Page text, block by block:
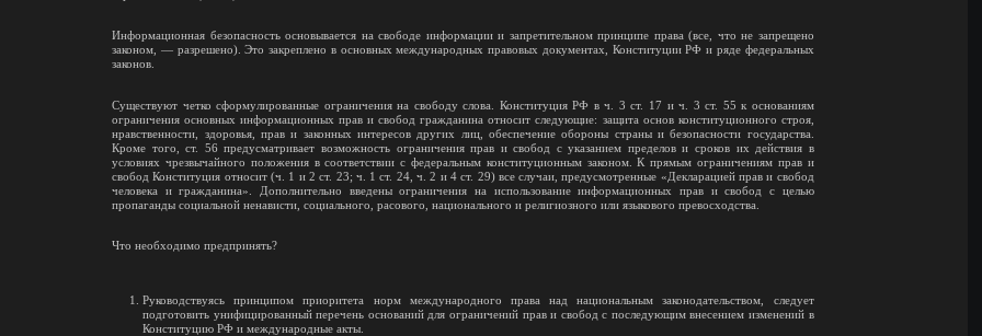
Информационная безопасность основывается на свободе информации и запретительном принципе права (все, что не запрещено
законом, — разрешено). Это закреплено в основных международных правовых документах, Конституции РФ и ряде федеральных
законов.
Существуют четко сформулированные ограничения на свободу слова. Конституция РФ в ч. 3 ст. 17 и ч. 3 ст. 55 к основаниям
ограничения основных информационных прав и свобод гражданина относит следующие: защита основ конституционного строя,
нравственности, здоровья, прав и законных интересов других лиц, обеспечение обороны страны и безопасности государства.
Кроме того, ст. 56 предусматривает возможность ограничения прав и свобод с указанием пределов и сроков их действия в
условиях чрезвычайного положения в соответствии с федеральным конституционным законом. К прямым ограничениям прав и
свобод Конституция относит (ч. 1 и 2 ст. 23; ч. 1 ст. 24, ч. 2 и 4 ст. 29) все случаи, предусмотренные «Декларацией прав и свобод
человека и гражданина». Дополнительно введены ограничения на использование информационных прав и свобод с целью
пропаганды социальной ненависти, социального, расового, национального и религиозного или языкового превосходства.
Что необходимо предпринять?
Руководствуясь принципом приоритета норм международного права над национальным законодательством, следует
подготовить унифицированный перечень оснований для ограничений прав и свобод с последующим внесением изменений в
Конституцию РФ и международные акты.